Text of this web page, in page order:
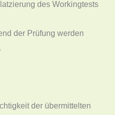
des Workingtests
der Prüfung werden
der übermittelten